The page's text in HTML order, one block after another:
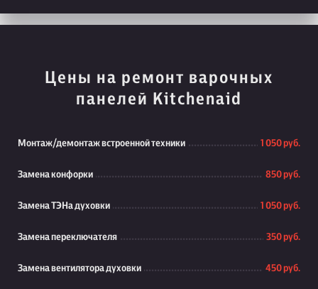
Цены на ремонт варочных
панелей Kitchenaid
Монтаж/демонтаж встроенной техники 1 050 руб.
Замена конфорки 850 руб.
Замена ТЭНа духовки 1 050 руб.
Замена переключателя 350 руб.
Замена вентилятора духовки 450 руб.